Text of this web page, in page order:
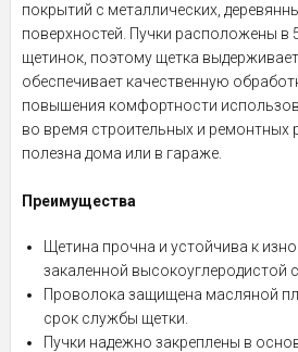
покрытий с металлических,
поверхностей. Пучки расположены в
щетинок, поэтому щетка
обеспечивает качественную
повышения комфортности
во время строительных и ремонтных
полезна дома или в гараже.
Преимущества
Щетина прочна и устойчива к
закаленной высокоуглеродистой
Проволока защищена масляной
срок службы щетки.
Пучки надежно закреплены в